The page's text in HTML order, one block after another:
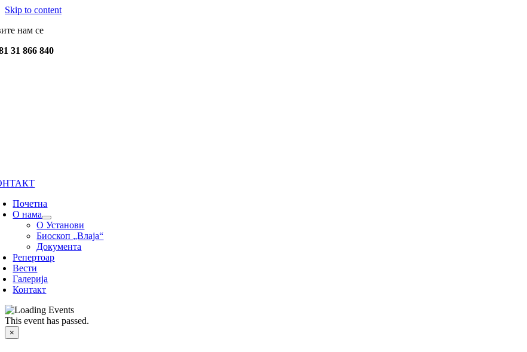
Skip to content
нам се
31 866 840
Почетна
О нама
О Установи
Биоскоп „Влаја“
Документа
Репертоар
Вести
Галерија
Контакт
This event has passed.
×